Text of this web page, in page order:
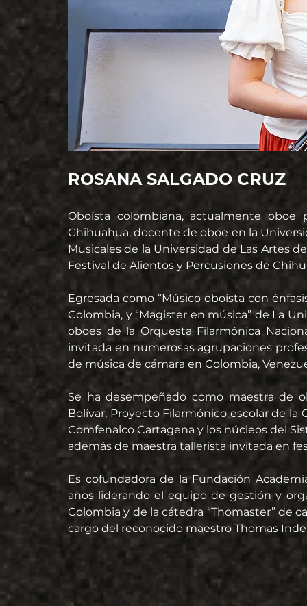
ROSANA SALGADO CRUZ
Oboísta colombiana, actualmente
Chihuahua, docente de oboe en la
Musicales de la Universidad de Las Artes
Festival de Alientos y Percusiones de
Egresada como “Músico oboísta con
Colombia, y “Magister en música” de La
oboes de la Orquesta Filarmónica
invitada en numerosas agrupaciones
de música de cámara en Colombia,
Se ha desempeñado como maestra de
Bolívar, Proyecto Filarmónico escolar de
Comfenalco Cartagena y los núcleos del
además de maestra tallerista invitada en
Es cofundadora de la Fundación
años liderando el equipo de gestión y
Colombia y de la cátedra “Thomaster” de
cargo del reconocido maestro Thomas